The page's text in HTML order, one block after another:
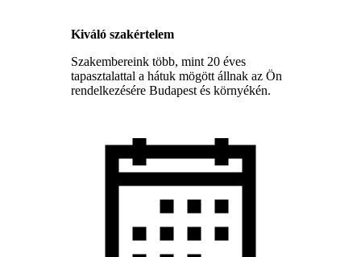
Kiváló szakértelem
Szakembereink több, mint 20 éves
tapasztalattal a hátuk mögött állnak az Ön
rendelkezésére Budapest és környékén.